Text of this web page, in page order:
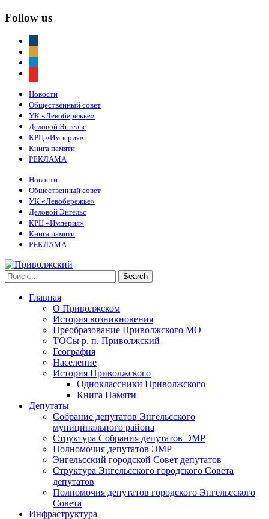
Follow us
Новости
Общественный совет
УК «Левобережье»
Деловой Энгельс
КРЦ «Империя»
Книга памяти
РЕКЛАМА
Новости
Общественный совет
УК «Левобережье»
Деловой Энгельс
КРЦ «Империя»
Книга памяти
РЕКЛАМА
Главная
О Приволжском
История возникновения
Преобразование Приволжского МО
ТОСы р. п. Приволжский
География
Население
История Приволжского
Одноклассники Приволжского
Книга Памяти
Депутаты
Собрание депутатов Энгельсского
муниципального района
Структура Собрания депутатов ЭМР
Полномочия депутатов ЭМР
Энгельсский городской Совет депутатов
Структура Энгельсского городского Совета
депутатов
Полномочия депутатов городского Энгельсского
Совета
Инфраструктура